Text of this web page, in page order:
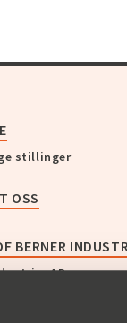
stillinger
OSS
BERNER
AB
Norge